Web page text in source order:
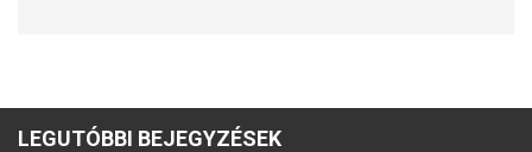
LEGUTÓBBI BEJEGYZÉSEK